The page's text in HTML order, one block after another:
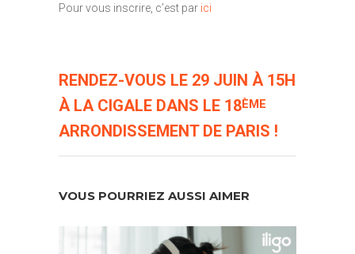
Pour vous inscrire, c’est par ici
RENDEZ-VOUS LE 29 JUIN À 15H
À LA CIGALE DANS LE 18ÈME
ARRONDISSEMENT DE PARIS !
VOUS POURRIEZ AUSSI AIMER